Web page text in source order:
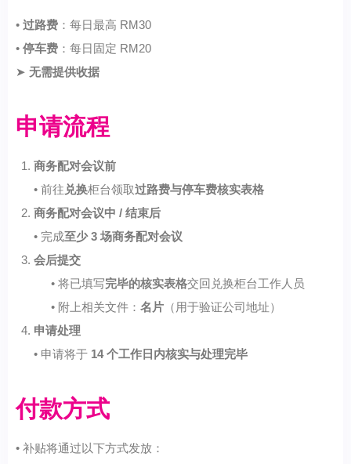
• 过路费 ：每日最高 RM30
• 停车费 ：每日固定 RM20
➤ 无需提供收据
申请流程
商务配对会议前
• 前往 兑换柜台领取过路费与停车费核实表格
商务配对会议中 / 结束后
• 完成至少 3 场商务配对会议
会后提交
• 将已填写完毕的核实表格交回兑换柜台工作人员
• 附上相关文件： 名片 （用于验证公司地址）
申请处理
• 申请将于14 个工作日内核实与处理完毕
付款方式
• 补贴将通过以下方式发放：